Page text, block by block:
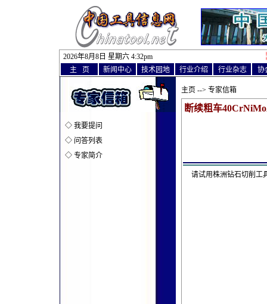
2026年8月8日 星期六 4:32pm
主 页
新闻中心 技术园地 行业介绍 行业杂志 协
◇ 我要提问
◇ 问答列表
◇ 专家简介
主页 --> 专家信箱
断续粗车
请试用株洲钻石切削工